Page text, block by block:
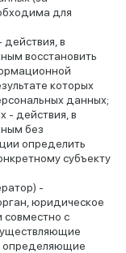
для
в
восстановить
которых
данных;
- действия, в
без
определить
субъекту
-
юридическое
совместно с
определяющие